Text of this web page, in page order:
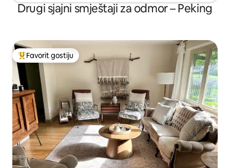
Drugi sjajni smještaji za odmor – Peking
Glavni favorit gostiju
Favorit gostiju